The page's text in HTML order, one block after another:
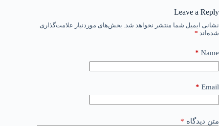
Leave a Reply
نشانی ایمیل شما منتشر نخواهد شد. بخش‌های موردنیاز علامت‌گذاری
شده‌اند *
Name
*
Email
*
متن دیدگاه *